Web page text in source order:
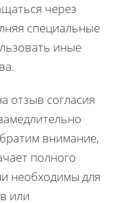
через
специальные
иные
отзыв согласия
внимание,
полного
необходимы для
или